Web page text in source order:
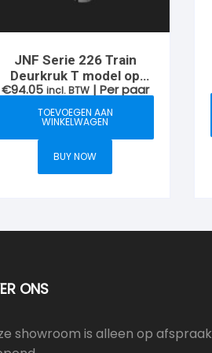
JNF Serie 226 Train
Deurkruk T model op
rozet, Titanium Black
€94.05 incl. BTW | Per paar
TOEVOEGEN AAN
WINKELWAGEN
BUY NOW
ONS
showroom is alleen op afspraak